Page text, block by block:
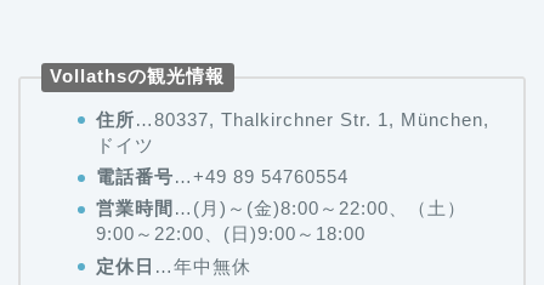
Vollathsの観光情報
住所…80337, Thalkirchner Str. 1, München,
ドイツ
電話番号…+49 89 54760554
営業時間 …(月)～(金)8:00～22:00、（土）
9:00～22:00、(日)9:00～18:00
定休日 …年中無休